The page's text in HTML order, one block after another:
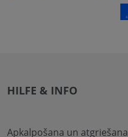
HILFE & INFO
Apkalpošana un atgriešana